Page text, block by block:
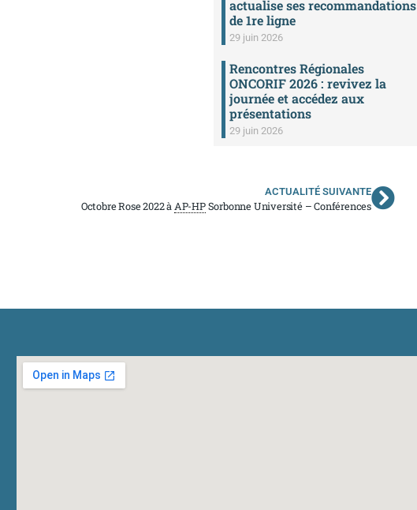
actualise ses recommandations
de 1re ligne
29 juin 2026
Rencontres Régionales
ONCORIF 2026 : revivez la
journée et accédez aux
présentations
29 juin 2026
ACTUALITÉ SUIVANTE
Octobre Rose 2022 à AP-HPSorbonne Université – Conférences